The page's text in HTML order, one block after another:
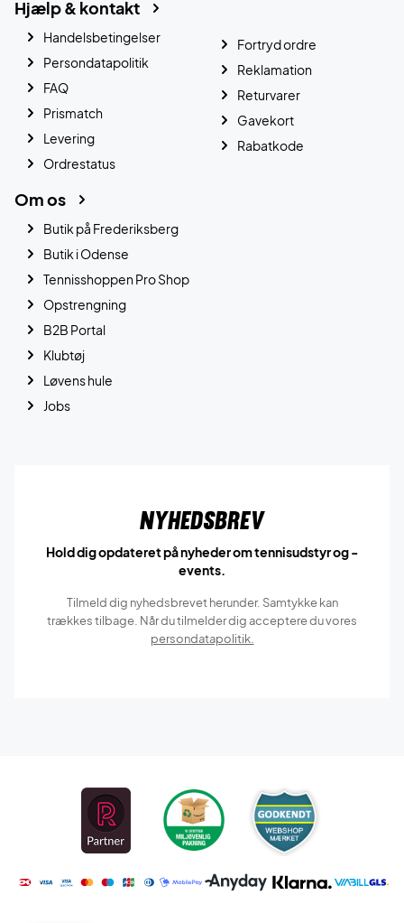
Hjælp & kontakt
Handelsbetingelser
Persondatapolitik
FAQ
Prismatch
Levering
Ordrestatus
Fortryd ordre
Reklamation
Returvarer
Gavekort
Rabatkode
Om os
Butik på Frederiksberg
Butik i Odense
Tennisshoppen Pro Shop
Opstrengning
B2B Portal
Klubtøj
Løvens hule
Jobs
Nyhedsbrev
Hold dig opdateret på nyheder om tennisudstyr og -
events.
Tilmeld dig nyhedsbrevet herunder. Samtykke kan
trækkes tilbage. Når du tilmelder dig acceptere du vores
persondatapolitik.